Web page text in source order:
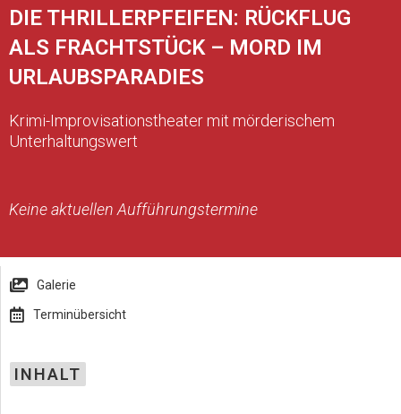
DIE THRILLERPFEIFEN: RÜCKFLUG
ALS FRACHTSTÜCK – MORD IM
URLAUBSPARADIES
Krimi-Improvisationstheater mit mörderischem
Unterhaltungswert
Keine aktuellen Aufführungstermine
INHALT
Galerie
Terminübersicht